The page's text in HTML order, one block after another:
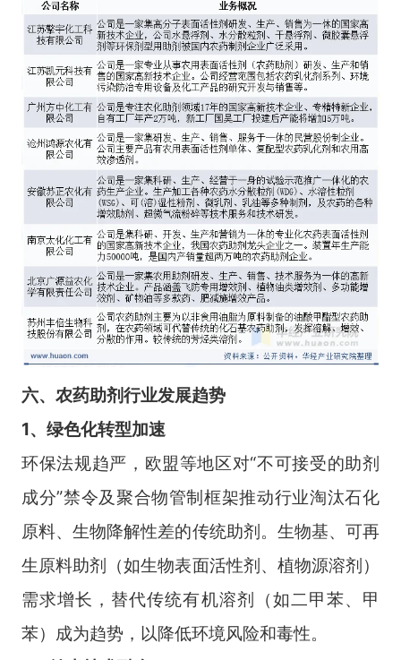
六、 农药助剂行业发展趋势
1、绿色化转型加速
环保法规趋严，欧盟等地区对“不可接受的助剂
成分”禁令及聚合物管制框架推动行业淘汰石化
原料、生物降解性差的传统助剂。生物基、可再
生原料助剂（如生物表面活性剂、植物源溶剂）
需求增长，替代传统有机溶剂（如二甲苯、甲
苯）成为趋势，以降低环境风险和毒性。